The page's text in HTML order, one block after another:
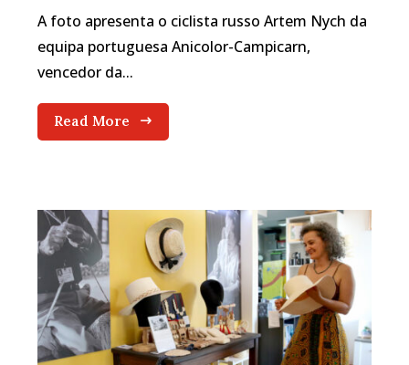
A foto apresenta o ciclista russo Artem Nych da
equipa portuguesa Anicolor-Campicarn,
vencedor da...
Read More